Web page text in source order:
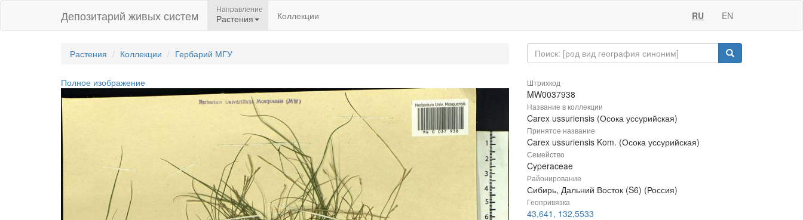
Депозитарий живых систем Направление
Растения Коллекции RU EN
Растения Коллекции Гербарий МГУ
Полное изображение Штрихкод
MW0037938
Название в коллекции
Carex ussuriensis (Осока уссурийская)
Принятое название
Carex ussuriensis Kom. (Осока уссурийская)
Семейство
Cyperaceae
Районирование
Сибирь, Дальний Восток (S6) (Россия)
Геопривязка
43,641, 132,5533